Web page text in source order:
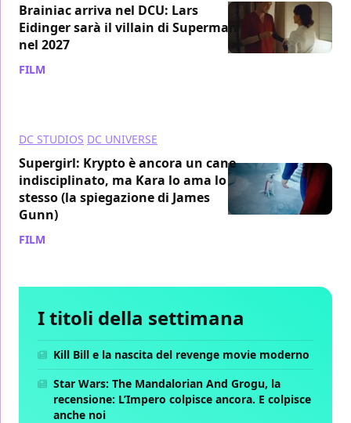
Brainiac arriva nel DCU: Lars
Eidinger sarà il villain di Superman
nel 2027
FILM
DC STUDIOS DC UNIVERSE
Supergirl: Krypto è ancora un cane
indisciplinato, ma Kara lo ama lo
stesso (la spiegazione di James
Gunn)
FILM
I titoli della settimana
Kill Bill e la nascita del revenge movie moderno
Star Wars: The Mandalorian And Grogu, la
recensione: L’Impero colpisce ancora. E colpisce
anche noi